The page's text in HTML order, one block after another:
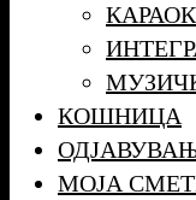
КОШНИЦА
МОЈА